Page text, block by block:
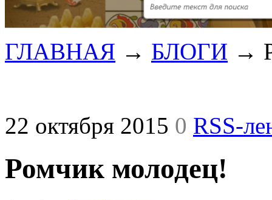
ГЛАВНАЯ → БЛОГИ →
22 октября 2015 0 RSS-
Ромчик молодец!